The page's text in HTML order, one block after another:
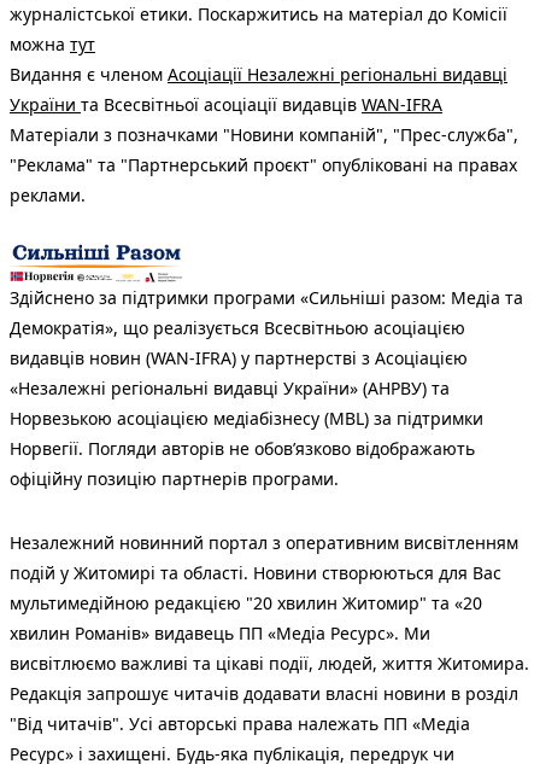
журналістської етики. Поскаржитись на матеріал до Комісії
можна тут
Видання є членом Асоціації Незалежні регіональні видавці
України та Всесвітньої асоціації видавців WAN-IFRA
Матеріали з позначками "Новини компаній", "Прес-служба",
"Реклама" та "Партнерський проєкт" опубліковані на правах
реклами.
Здійснено за підтримки програми «Сильніші разом: Медіа та
Демократія», що реалізується Всесвітньою асоціацією
видавців новин (WAN-IFRA) у партнерстві з Асоціацією
«Незалежні регіональні видавці України» (АНРВУ) та
Норвезькою асоціацією медіабізнесу (MBL) за підтримки
Норвегії. Погляди авторів не обов’язково відображають
офіційну позицію партнерів програми.
Незалежний новинний портал з оперативним висвітленням
подій у Житомирі та області. Новини створюються для Вас
мультимедійною редакцією "20 хвилин Житомир" та «20
хвилин Романів» видавець ПП «Медіа Ресурс». Ми
висвітлюємо важливі та цікаві події, людей, життя Житомира.
Редакція запрошує читачів додавати власні новини в розділ
"Від читачів". Усі авторські права належать ПП «Медіа
Ресурс» і захищені. Будь-яка публiкацiя, передрук чи